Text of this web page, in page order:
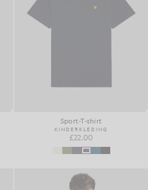
Sport-T-shirt
KINDERKLEDING
£22.00